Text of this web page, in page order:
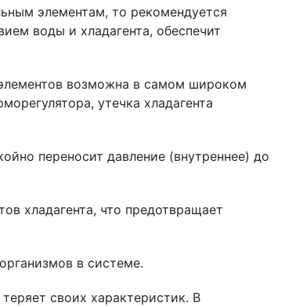
элементам, то рекомендуется
воды и хладагента, обеспечит
возможна в самом широком
утечка хладагента
переносит давление (внутреннее) до
хладагента, что предотвращает
в системе.
своих характеристик. В